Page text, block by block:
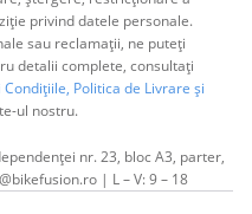
privind datele personale.
sau reclamații, ne puteți
detalii complete, consultați
Politica de Livrare și
ul nostru.
nr. 23, bloc A3, parter,
| L – V: 9 – 18